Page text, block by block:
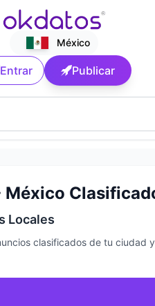
México
Entrar Publicar
Locales
clasificados de tu ciudad